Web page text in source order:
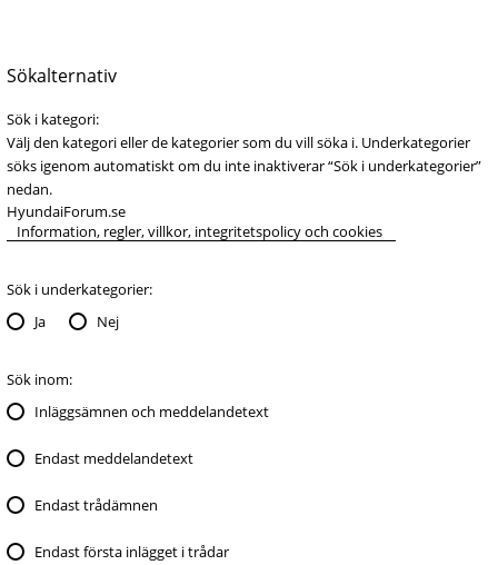
Sökalternativ
Sök i kategori:
Välj den kategori eller de kategorier som du vill söka i. Underkategorier
söks igenom automatiskt om du inte inaktiverar “Sök i underkategorier”
nedan.
Sök i underkategorier:
Ja
Nej
Sök inom:
Inläggsämnen och meddelandetext
Endast meddelandetext
Endast trådämnen
Endast första inlägget i trådar